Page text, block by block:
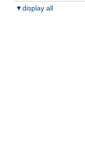
▼display all